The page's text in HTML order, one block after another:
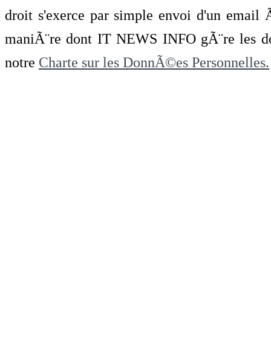
droit s'exerce par simple envoi d'un
maniÃ¨re dont IT NEWS INFO gÃ¨re les
notre Charte sur les DonnÃ©es Personnelles.